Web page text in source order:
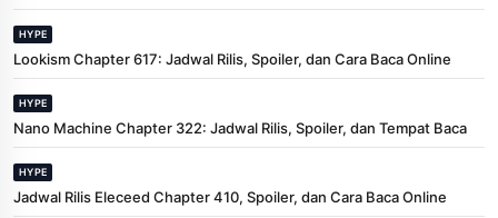
HYPE
Lookism Chapter 617: Jadwal Rilis, Spoiler, dan Cara Baca Online
HYPE
Nano Machine Chapter 322: Jadwal Rilis, Spoiler, dan Tempat Baca
HYPE
Jadwal Rilis Eleceed Chapter 410, Spoiler, dan Cara Baca Online